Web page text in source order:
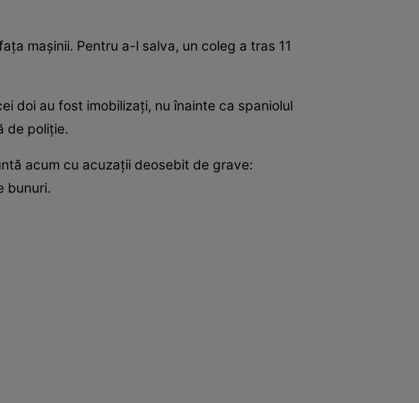
mașinii. Pentru a-l salva, un coleg a tras 11
doi au fost imobilizați, nu înainte ca spaniolul
de poliție.
acum cu acuzații deosebit de grave:
bunuri.